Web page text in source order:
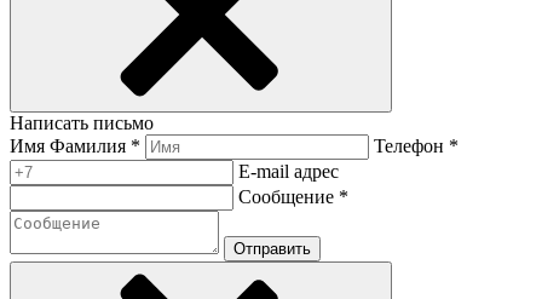
Написать письмо
Имя Фамилия *
Телефон *
E-mail адрес
Сообщение *
Отправить